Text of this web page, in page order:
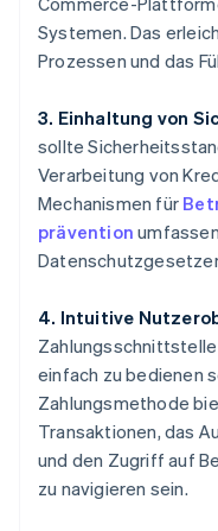
Systemen. Das
Prozessen und das
3. Einhaltung von
sollte
Verarbeitung von
Mechanismen für
prävention
4. Intuitive
Zahlungsschnittstelle
einfach zu bedienen
Zahlungsmethode
Transaktionen, das
und den Zugriff auf
zu navigieren sein.